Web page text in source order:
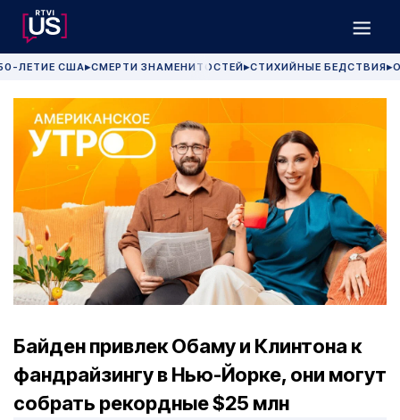
ЛЕТИЕ США▶СМЕРТИ ЗНАМЕНИТОСТЕЙ▶СТИХИЙНЫЕ БЕДСТВИЯ▶
Байден привлек Обаму и Клинтона к
фандрайзингу в Нью-Йорке, они могут
собрать рекордные $25 млн